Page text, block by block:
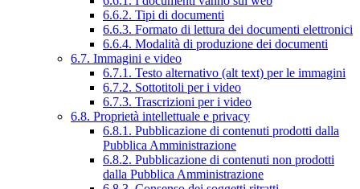
6.6.2. Tipi di documenti
6.6.3. Formato di lettura dei documenti elettronici
6.6.4. Modalità di produzione dei documenti
6.7. Immagini e video
6.7.1. Testo alternativo (alt text) per le immagini
6.7.2. Sottotitoli per i video
6.7.3. Trascrizioni per i video
6.8. Proprietà intellettuale e privacy
6.8.1. Pubblicazione di contenuti prodotti dalla
Pubblica Amministrazione
6.8.2. Pubblicazione di contenuti non prodotti
dalla Pubblica Amministrazione